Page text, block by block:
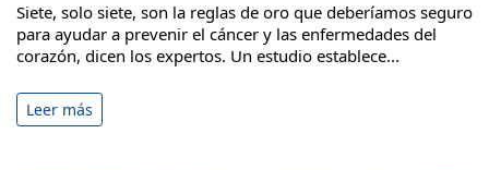
Siete, solo siete, son la reglas de oro que deberíamos seguro
para ayudar a prevenir el cáncer y las enfermedades del
corazón, dicen los expertos. Un estudio establece...
Leer más